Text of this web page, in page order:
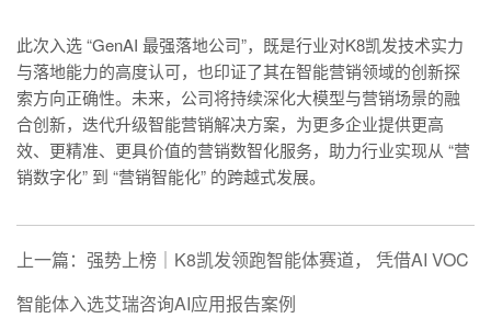
此次入选 “GenAI 最强落地公司”，既是行业对K8凯发技术实力
与落地能力的高度认可，也印证了其在智能营销领域的创新探
索方向正确性。未来，公司将持续深化大模型与营销场景的融
合创新，迭代升级智能营销解决方案，为更多企业提供更高
效、更精准、更具价值的营销数智化服务，助力行业实现从 “营
销数字化” 到 “营销智能化” 的跨越式发展。
上一篇：强势上榜｜K8凯发领跑智能体赛道， 凭借AI VOC
智能体入选艾瑞咨询AI应用报告案例